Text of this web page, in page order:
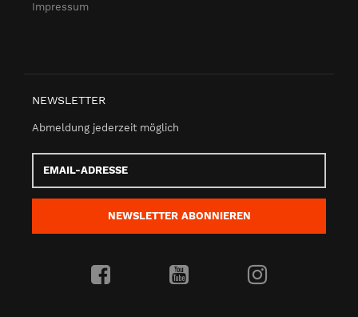
Impressum
NEWSLETTER
Abmeldung jederzeit möglich
Email-
Adresse
NEWSLETTER ABONNIEREN